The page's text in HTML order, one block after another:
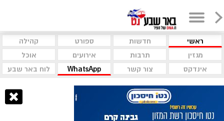
ראשי חדשות ספורט
קהילה
מגזין
תרבות אירועים
אוכל
אינדקס
צור קשר WhatsApp לוח באר שבע